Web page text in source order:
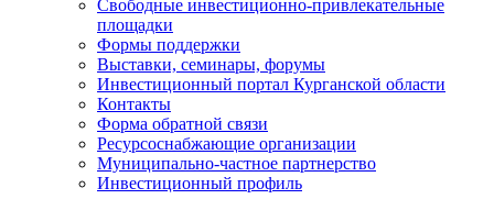
Свободные инвестиционно-привлекательные
площадки
Формы поддержки
Выставки, семинары, форумы
Инвестиционный портал Курганской области
Контакты
Форма обратной связи
Ресурсоснабжающие организации
Муниципально-частное партнерство
Инвестиционный профиль